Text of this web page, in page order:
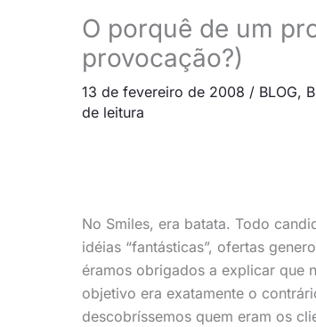
O porquê de um
provocação?)
13 de fevereiro de 2008 / BLOG,
de leitura
No Smiles, era batata. Todo
idéias “fantásticas”, ofertas
éramos obrigados a explicar que
objetivo era exatamente o
descobríssemos quem eram os